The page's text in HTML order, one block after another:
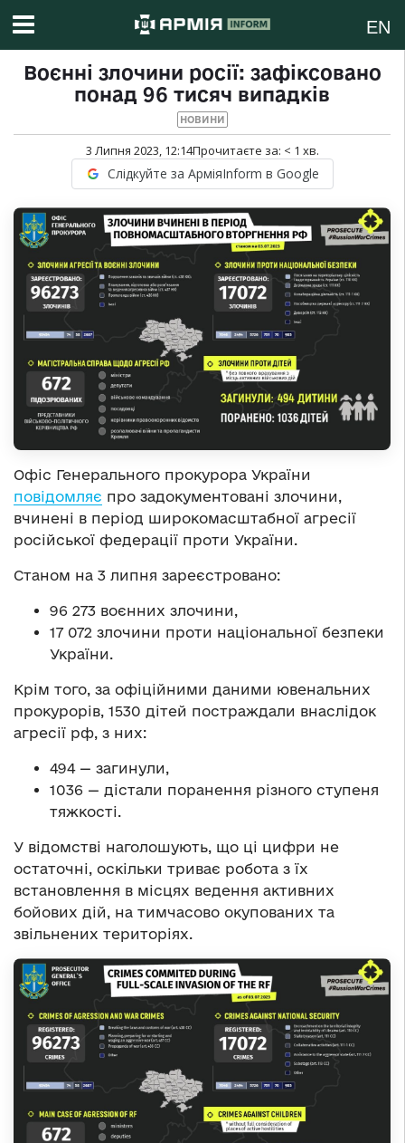
EN
Воєнні злочини росії: зафіксовано
понад 96 тисяч випадків
НОВИНИ
3 Липня 2023, 12:14Прочитаєте за: < 1 хв.
Слідкуйте за АрміяInform в Google
Офіс Генерального прокурора України
повідомляє про задокументовані злочини,
вчинені в період широкомасштабної агресії
російської федерації проти України.
Станом на 3 липня зареєстровано:
96 273 воєнних злочини,
17 072 злочини проти національної безпеки
України.
Крім того, за офіційними даними ювенальних
прокурорів, 1530 дітей постраждали внаслідок
агресії рф, з них:
494 — загинули,
1036 — дістали поранення різного ступеня
тяжкості.
У відомстві наголошують, що ці цифри не
остаточні, оскільки триває робота з їх
встановлення в місцях ведення активних
бойових дій, на тимчасово окупованих та
звільнених територіях.